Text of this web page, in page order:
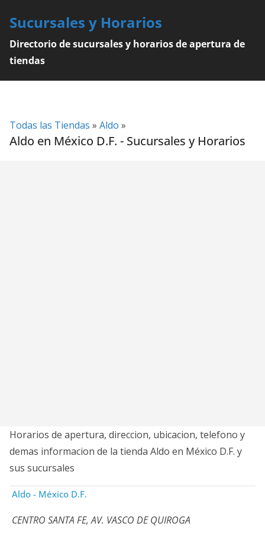
content
Sucursales y Horarios
Directorio de sucursales y horarios de apertura de
tiendas
Todas las Tiendas » Aldo »
Aldo en México D.F. - Sucursales y Horarios
Horarios de apertura, direccion, ubicacion, telefono y
demas informacion de la tienda Aldo en México D.F. y
sus sucursales
Aldo - México D.F.
CENTRO SANTA FE, AV. VASCO DE QUIROGA